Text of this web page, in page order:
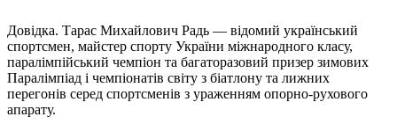
Довідка. Тарас Михайлович Радь — відомий український
спортсмен, майстер спорту України міжнародного класу,
паралімпійський чемпіон та багаторазовий призер зимових
Паралімпіад і чемпіонатів світу з біатлону та лижних
перегонів серед спортсменів з ураженням опорно-рухового
апарату.